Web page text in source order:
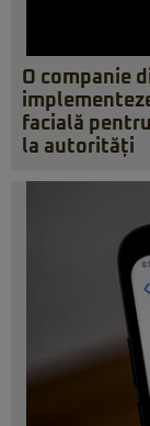
O companie
facială
la autorități